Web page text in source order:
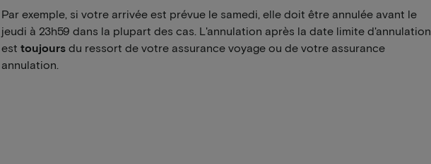
Par exemple, si votre arrivée est prévue le samedi, elle doit être annulée avant le
jeudi à 23h59 dans la plupart des cas. L'annulation après la date limite d'annulation
est toujours du ressort de votre assurance voyage ou de votre assurance
annulation.